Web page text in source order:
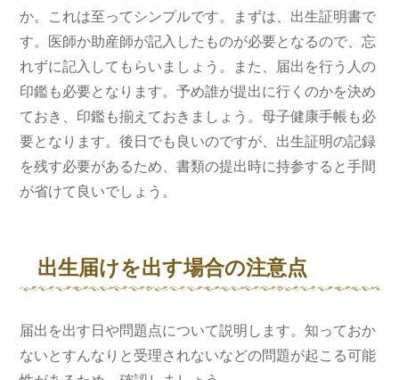
か。これは至ってシンプルです。まずは、出生証明書で
す。医師か助産師が記入したものが必要となるので、忘
れずに記入してもらいましょう。また、届出を行う人の
印鑑も必要となります。予め誰が提出に行くのかを決め
ておき、印鑑も揃えておきましょう。母子健康手帳も必
要となります。後日でも良いのですが、出生証明の記録
を残す必要があるため、書類の提出時に持参すると手間
が省けて良いでしょう。
出生届けを出す場合の注意点
届出を出す日や問題点について説明します。知っておか
ないとすんなりと受理されないなどの問題が起こる可能